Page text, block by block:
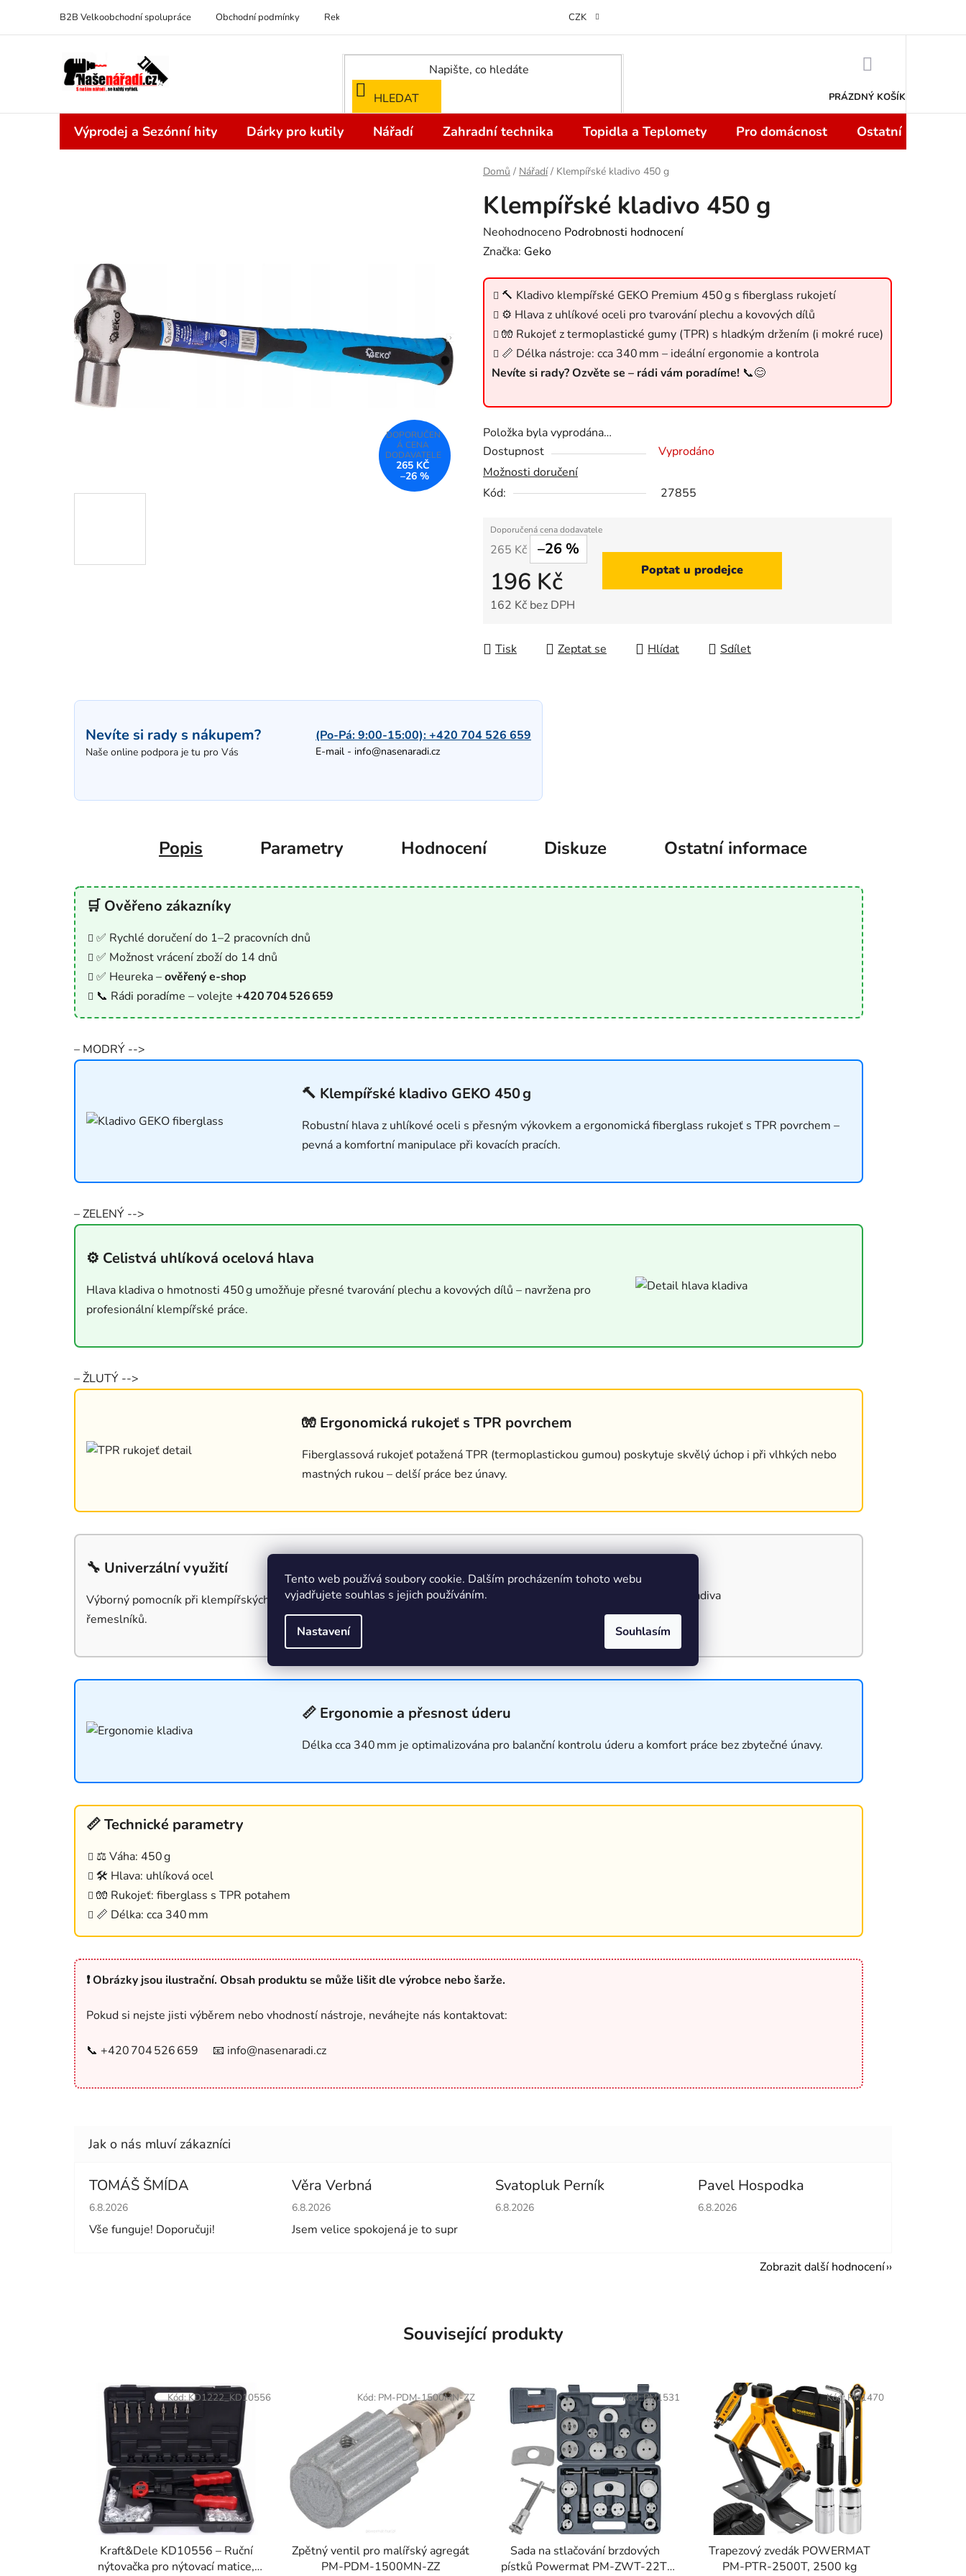
Tento web používá soubory cookie. Dalším procházením tohoto webu
vyjadřujete souhlas s jejich používáním.
Nastavení Souhlasím
obsah
B2B Velkoobchodní spolupráce Obchodní podmínky Reklamace Odstoupení od kupní smlouvy do 14 dní
CZK
HLEDAT PRÁZDNÝ KOŠÍK
Výprodej a Sezónní hity Dárky pro kutily Nářadí Zahradní technika Topidla a Teplomety Pro domácnost Ostatní
Domů / Nářadí / Klempířské kladivo 450 g
Klempířské kladivo 450 g
Průměrné
hodnocení
0,0
hvězdiček.
Neohodnoceno Podrobnosti hodnocení
Značka: Geko
🔨 Kladivo klempířské GEKO Premium 450 g s fiberglass rukojetí
⚙️ Hlava z uhlíkové oceli pro tvarování plechu a kovových dílů
🧤 Rukojeť z termoplastické gumy (TPR) s hladkým držením (i mokré ruce)
📏 Délka nástroje: cca 340 mm – ideální ergonomie a kontrola
Nevíte si rady? Ozvěte se – rádi vám poradíme! 📞😊
Položka byla vyprodána…
Dostupnost
Vyprodáno
Možnosti doručení
Kód:
27855
265 Kč –26 %
196 Kč
162 Kč bez DPH
Poptat u prodejce
Tisk Zeptat se Hlídat Sdílet
265 KČ
–26 %
Nevíte si rady s nákupem?
Naše online podpora je tu pro Vás
(Po-Pá: 9:00-15:00):+420 704 526 659
E-mail - info@nasenaradi.cz
Popis Parametry Hodnocení Diskuze Ostatní informace
🛒 Ověřeno zákazníky
✅ Rychlé doručení do 1–2 pracovních dnů
✅ Možnost vrácení zboží do 14 dnů
✅ Heureka –ověřený e‑shop
📞 Rádi poradíme – volejte +420 704 526 659
– MODRÝ -->
🔨 Klempířské kladivo GEKO 450 g
Robustní hlava z uhlíkové oceli s přesným výkovkem a ergonomická fiberglass rukojeť s TPR povrchem –
pevná a komfortní manipulace při kovacích pracích.
– ZELENÝ -->
⚙️ Celistvá uhlíková ocelová hlava
Hlava kladiva o hmotnosti 450 g umožňuje přesné tvarování plechu a kovových dílů – navržena pro
profesionální klempířské práce.
– ŽLUTÝ -->
🧤 Ergonomická rukojeť s TPR povrchem
Fiberglassová rukojeť potažená TPR (termoplastickou gumou) poskytuje skvělý úchop i při vlhkých nebo
mastných rukou – delší práce bez únavy.
🔧 Univerzální využití
Výborný pomocník při klempířských úpravách, montážích, tvarování plechu i v domácí dílně nebo dílnách
řemeslníků.
📏 Ergonomie a přesnost úderu
Délka cca 340 mm je optimalizována pro balanční kontrolu úderu a komfort práce bez zbytečné únavy.
📏 Technické parametry
⚖️ Váha: 450 g
🛠️ Hlava: uhlíková ocel
🧤 Rukojeť: fiberglass s TPR potahem
📏 Délka: cca 340 mm
❗ Obrázky jsou ilustrační. Obsah produktu se může lišit dle výrobce nebo šarže.
Pokud si nejste jisti výběrem nebo vhodností nástroje, neváhejte nás kontaktovat:
📞 +420 704 526 659 📧 info@nasenaradi.cz
TOMÁŠ ŠMÍDA
Hodnocení obchodu je 5 z 5 hvězdiček.
6.8.2026
Vše funguje! Doporučuji!
Věra Verbná
Hodnocení obchodu je 5 z 5 hvězdiček.
6.8.2026
Jsem velice spokojená je to supr
Svatopluk Perník
Hodnocení obchodu je 5 z 5 hvězdiček.
6.8.2026
Pavel Hospodka
Hodnocení obchodu je 5 z 5 hvězdiček.
6.8.2026
Zobrazit další hodnocení
Související produkty
Kraft&Dele KD10556 – Ruční
nýtovačka pro nýtovací matice,
Kód:KD1222_KD10556
Zpětný ventil pro malířský agregát
PM-PDM-1500MN-ZZ
Kód: PM-PDM-1500MN-ZZ
Sada na stlačování brzdových
pístků Powermat PM-ZWT-22T,
Kód:PM1531
Trapezový zvedák POWERMAT
PM-PTR-2500T, 2500 kg
Kód:PM1470